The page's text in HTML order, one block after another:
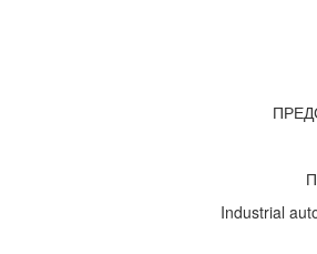
Industrial